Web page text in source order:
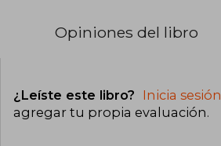
Opiniones del libro
¿Leíste este libro? Inicia sesión
agregar tu propia evaluación.